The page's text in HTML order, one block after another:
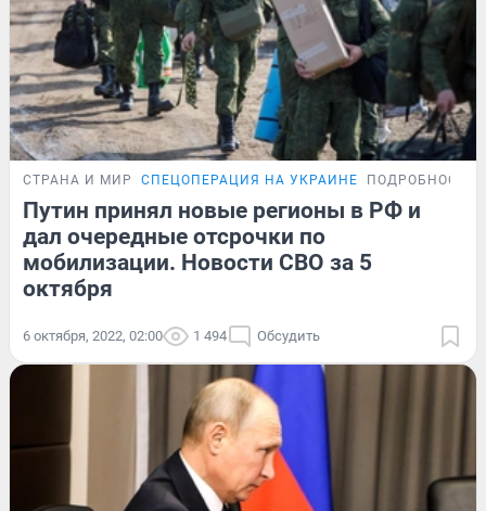
СТРАНА И МИР СПЕЦОПЕРАЦИЯ НА УКРАИНЕ ПОДРОБНОСТИ
Путин принял новые регионы в РФ и
дал очередные отсрочки по
мобилизации. Новости СВО за 5
октября
6 октября, 2022, 02:00 1 494 Обсудить